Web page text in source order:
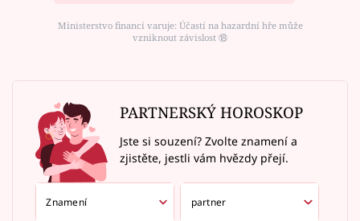
Ministerstvo financí varuje: Účastí na hazardní hře může
vzniknout závislost ⑱
PARTNERSKÝ HOROSKOP
Jste si souzení? Zvolte znamení a
zjistěte, jestli vám hvězdy přejí.